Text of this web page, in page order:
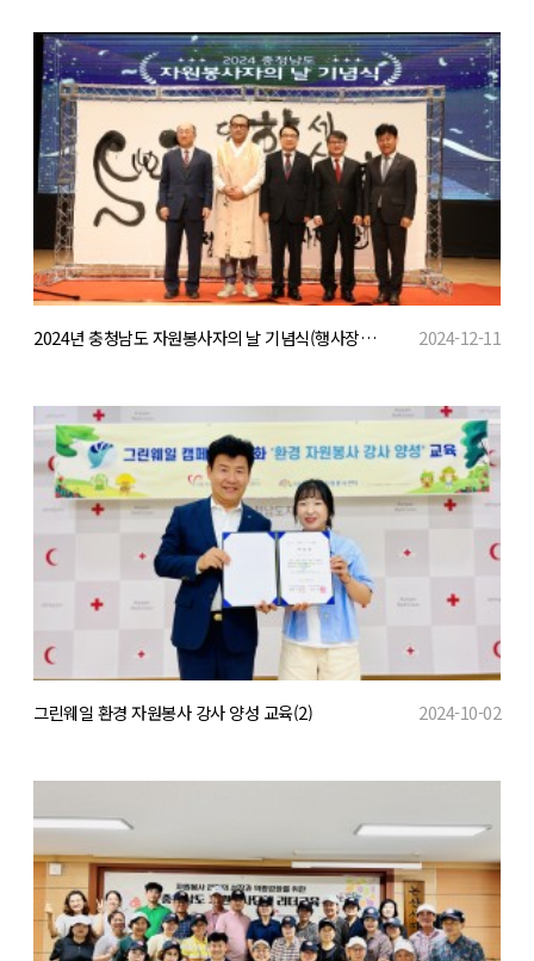
2024년 충청남도 자원봉사자의 날 기념식(행사장/포토존) 2024-12-11
그린웨일 환경 자원봉사 강사 양성 교육(2) 2024-10-02